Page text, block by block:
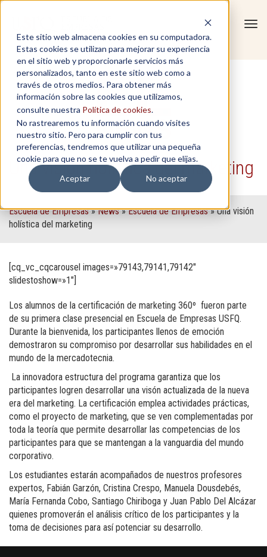
Este sitio web almacena cookies en su computadora.
Estas cookies se utilizan para mejorar su experiencia
en el sitio web y proporcionarle servicios más
personalizados, tanto en este sitio web como a
través de otros medios. Para obtener más
información sobre las cookies que utilizamos,
consulte nuestra Política de cookies.
No rastrearemos tu información cuando visites
nuestro sitio. Pero para cumplir con tus
preferencias, tendremos que utilizar una pequeña
cookie para que no se te vuelva a pedir que elijas.
Aceptar
No aceptar
Una visión holística del marketing
Escuela de Empresas»News»Escuela de Empresas»Una visión
holística del marketing
[cq_vc_cqcarousel images=»79143,79141,79142″
slidestoshow=»1″]
Los alumnos de la certificación de marketing 360º fueron parte
de su primera clase presencial en Escuela de Empresas USFQ.
Durante la bienvenida, los participantes llenos de emoción
demostraron su compromiso por desarrollar sus habilidades en el
mundo de la mercadotecnia.
La innovadora estructura del programa garantiza que los
participantes logren desarrollar una visón actualizada de la nueva
era del marketing. La certificación emplea actividades prácticas,
como el proyecto de marketing, que se ven complementadas por
toda la teoría que permite desarrollar las competencias de los
participantes para que se mantengan a la vanguardia del mundo
corporativo.
Los estudiantes estarán acompañados de nuestros profesores
expertos, Fabián Garzón, Cristina Crespo, Manuela Dousdebés,
María Fernanda Cobo, Santiago Chiriboga y Juan Pablo Del Alcázar
quienes promoverán el análisis crítico de los participantes y la
toma de decisiones para así potenciar su desarrollo.